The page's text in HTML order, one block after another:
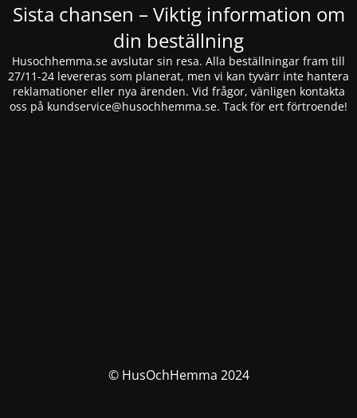
Sista chansen – Viktig information om
din beställning
Husochhemma.se avslutar sin resa. Alla beställningar fram till
27/11-24 levereras som planerat, men vi kan tyvärr inte hantera
reklamationer eller nya ärenden. Vid frågor, vänligen kontakta
oss på kundservice@husochhemma.se. Tack för ert förtroende!
© HusOchHemma 2024